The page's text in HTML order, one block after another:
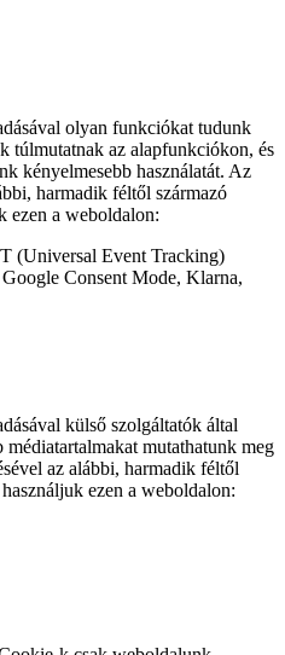
olyan funkciókat tudunk
túlmutatnak az alapfunkciókon, és
kényelmesebb használatát. Az
harmadik féltől származó
ezen a weboldalon:
(Universal Event Tracking)
Consent Mode, Klarna,
külső szolgáltatók által
mutathatunk meg
az alábbi, harmadik féltől
ezen a weboldalon: